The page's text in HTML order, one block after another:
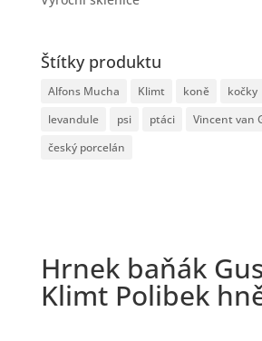
Štítky produktu
Alfons Mucha Klimt koně kočky
levandule
psi ptáci Vincent van
český porcelán
Hrnek baňák
Klimt Polibek